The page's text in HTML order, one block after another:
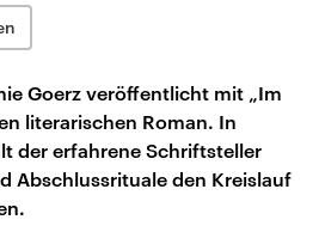
Goerz veröffentlicht mit „Im
literarischen Roman. In
der erfahrene Schriftsteller
Abschlussrituale den Kreislauf